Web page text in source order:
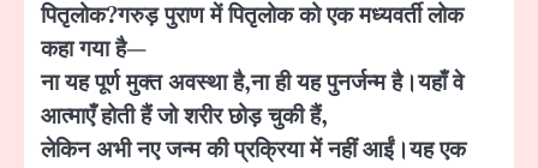
पितृलोक?गरुड़ पुराण में पितृलोक को एक मध्यवर्ती लोक
कहा गया है—
ना यह पूर्ण मुक्त अवस्था है,ना ही यह पुनर्जन्म है।यहाँ वे
आत्माएँ होती हैंजो शरीर छोड़ चुकी हैं,
लेकिन अभी नए जन्म की प्रक्रिया में नहीं आईं।यह एक